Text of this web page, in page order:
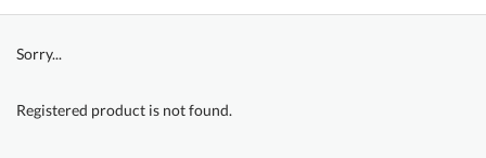
Sorry...
Registered product is not found.